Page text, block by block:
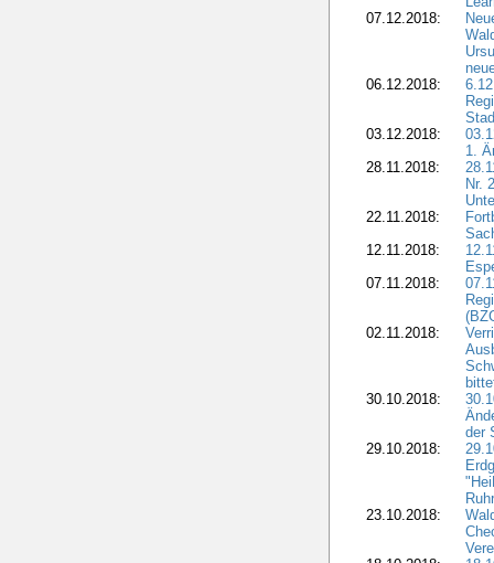
07.12.2018:
06.12.2018:
03.12.2018:
1.
28.11.2018:
Nr.
22.11.2018:
12.11.2018:
07.11.2018:
02.11.2018:
30.10.2018:
der
29.10.2018:
23.10.2018: